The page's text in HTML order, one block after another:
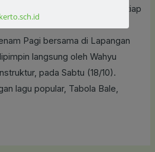
jantung dan stamina, setiap
dan civitas akademika MIN 3
Pagi bersama di Lapangan
langsung oleh Wahyu
pada Sabtu (18/10).
lagu popular, Tabola Bale,